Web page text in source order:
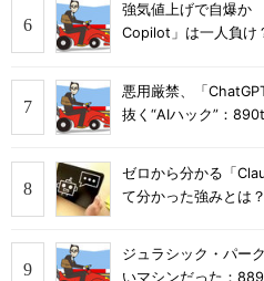
強気値上げで自爆か
Copilot」は一人負け
悪用厳禁、「
抜く“AIハック”：
ゼロから分かる「
て分かった強みとは？
ジュラシック・パー
いマシンだった：